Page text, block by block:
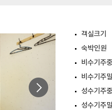
객실크기
숙박인원
비수기주중
비수기주
성수기주중
성수기주